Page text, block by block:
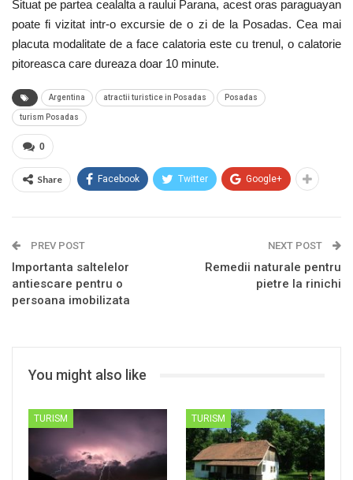
Situat pe partea cealalta a raului Parana, acest oras paraguayan
poate fi vizitat intr-o excursie de o zi de la Posadas. Cea mai
placuta modalitate de a face calatoria este cu trenul, o calatorie
pitoreasca care dureaza doar 10 minute.
Argentina atractii turistice in Posadas Posadas
turism Posadas
0
Share Facebook Twitter Google+
PREV POST
Importanta saltelelor
antiescare pentru o
persoana imobilizata
NEXT POST
Remedii naturale pentru
pietre la rinichi
You might also like
TURISM TURISM